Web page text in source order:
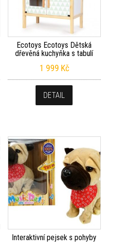
Ecotoys Ecotoys Dětská
dřevěná kuchyňka s tabulí
1 999 Kč
DETAIL
Interaktivní pejsek s pohyby